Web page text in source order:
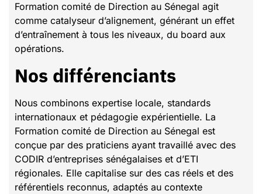
Formation comité de Direction au Sénegal agit
comme catalyseur d’alignement, générant un effet
d’entraînement à tous les niveaux, du board aux
opérations.
Nos différenciants
Nous combinons expertise locale, standards
internationaux et pédagogie expérientielle. La
Formation comité de Direction au Sénegal est
conçue par des praticiens ayant travaillé avec des
CODIR d’entreprises sénégalaises et d’ETI
régionales. Elle capitalise sur des cas réels et des
référentiels reconnus, adaptés au contexte